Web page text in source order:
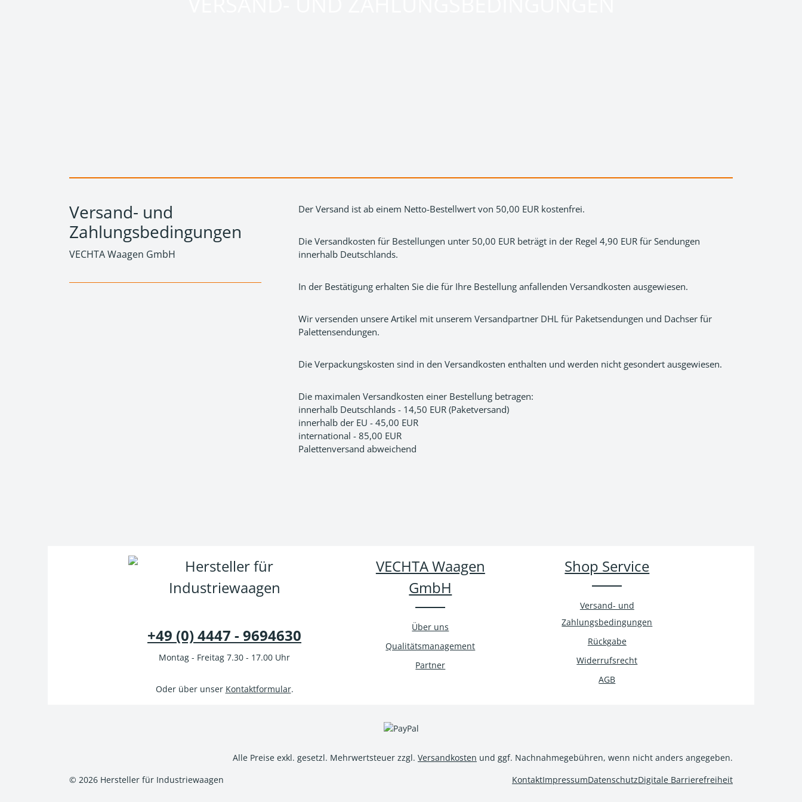
Versand- und
Zahlungsbedingungen
VECHTA Waagen GmbH
Der Versand ist ab einem Netto-Bestellwert von 50,00 EUR kostenfrei.
Die Versandkosten für Bestellungen unter 50,00 EUR beträgt in der Regel 4,90 EUR für Sendungen
innerhalb Deutschlands.
In der Bestätigung erhalten Sie die für Ihre Bestellung anfallenden Versandkosten ausgewiesen.
Wir versenden unsere Artikel mit unserem Versandpartner DHL für Paketsendungen und Dachser für
Palettensendungen.
Die Verpackungskosten sind in den Versandkosten enthalten und werden nicht gesondert ausgewiesen.
Die maximalen Versandkosten einer Bestellung betragen:
innerhalb Deutschlands - 14,50 EUR (Paketversand)
innerhalb der EU - 45,00 EUR
international - 85,00 EUR
Palettenversand abweichend
+49 (0) 4447 - 9694630
Montag - Freitag 7.30 - 17.00 Uhr
Oder über unser Kontaktformular.
VECHTA Waagen
GmbH
Über uns
Qualitätsmanagement
Partner
Shop Service
Versand- und
Zahlungsbedingungen
Rückgabe
Widerrufsrecht
AGB
Alle Preise exkl. gesetzl. Mehrwertsteuer zzgl. Versandkosten und ggf. Nachnahmegebühren, wenn nicht anders angegeben.
© 2026 Hersteller für Industriewaagen
KontaktImpressumDatenschutzDigitale Barrierefreiheit